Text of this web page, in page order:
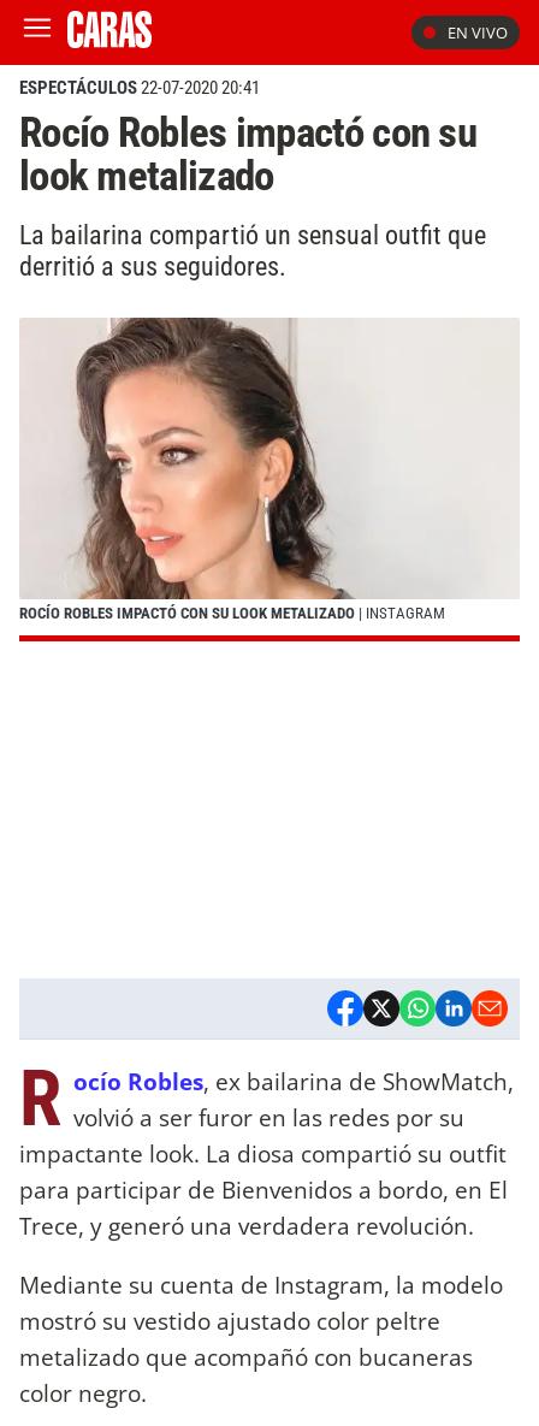
EN VIVO
ESPECTÁCULOS22-07-2020 20:41
Rocío Robles impactó con su
look metalizado
La bailarina compartió un sensual outfit que
derritió a sus seguidores.
ROCÍO ROBLES IMPACTÓ CON SU LOOK METALIZADO | INSTAGRAM
R ocío Robles, ex bailarina de ShowMatch,
volvió a ser furor en las redes por su
impactante look. La diosa compartió su outfit
para participar de Bienvenidos a bordo, en El
Trece, y generó una verdadera revolución.
Mediante su cuenta de Instagram, la modelo
mostró su vestido ajustado color peltre
metalizado que acompañó con bucaneras
color negro.